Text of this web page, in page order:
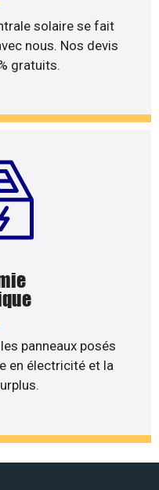
solaire se fait
nous. Nos devis
gratuits.
panneaux posés
en électricité et la